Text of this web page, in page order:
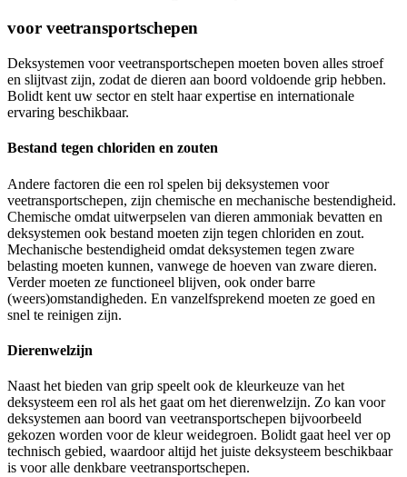
voor veetransportschepen
Deksystemen voor veetransportschepen moeten boven alles stroef
en slijtvast zijn, zodat de dieren aan boord voldoende grip hebben.
Bolidt kent uw sector en stelt haar expertise en internationale
ervaring beschikbaar.
Bestand tegen chloriden en zouten
Andere factoren die een rol spelen bij deksystemen voor
veetransportschepen, zijn chemische en mechanische bestendigheid.
Chemische omdat uitwerpselen van dieren ammoniak bevatten en
deksystemen ook bestand moeten zijn tegen chloriden en zout.
Mechanische bestendigheid omdat deksystemen tegen zware
belasting moeten kunnen, vanwege de hoeven van zware dieren.
Verder moeten ze functioneel blijven, ook onder barre
(weers)omstandigheden. En vanzelfsprekend moeten ze goed en
snel te reinigen zijn.
Dierenwelzijn
Naast het bieden van grip speelt ook de kleurkeuze van het
deksysteem een rol als het gaat om het dierenwelzijn. Zo kan voor
deksystemen aan boord van veetransportschepen bijvoorbeeld
gekozen worden voor de kleur weidegroen. Bolidt gaat heel ver op
technisch gebied, waardoor altijd het juiste deksysteem beschikbaar
is voor alle denkbare veetransportschepen.